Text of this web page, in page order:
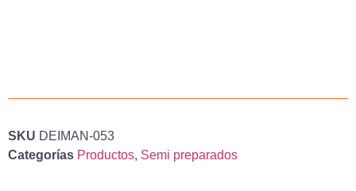
SKU DEIMAN-053
Categorías Productos, Semi preparados